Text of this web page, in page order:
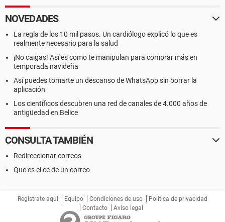
NOVEDADES
La regla de los 10 mil pasos. Un cardiólogo explicó lo que es
realmente necesario para la salud
¡No caigas! Así es como te manipulan para comprar más en
temporada navideña
Así puedes tomarte un descanso de WhatsApp sin borrar la
aplicación
Los científicos descubren una red de canales de 4.000 años de
antigüedad en Belice
CONSULTA TAMBIÉN
Redireccionar correos
Que es el cc de un correo
Regístrate aquí Equipo Condiciones de uso
Política de privacidad
Contacto
Aviso legal